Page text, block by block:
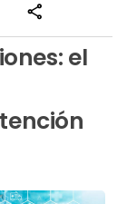
share
el